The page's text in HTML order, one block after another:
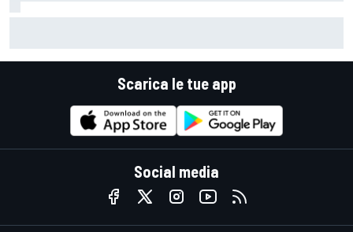
Scarica le tue app
Social media